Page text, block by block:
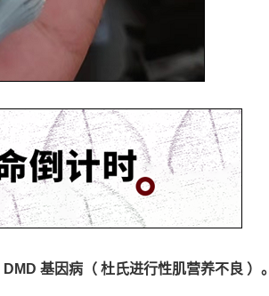
DMD 基因病（ 杜氏进行性肌营养不良 ）。